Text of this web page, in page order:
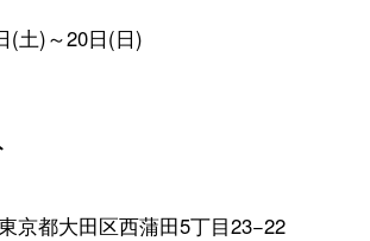
(土)～20日(日)
京都大田区西蒲田5丁目23−22